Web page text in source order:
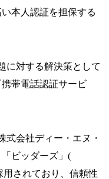
本人認証を担保する
に対する解決策として
帯電話認証サービ
式会社ディー・エヌ・
ビッダーズ」(
用されており、信頼性